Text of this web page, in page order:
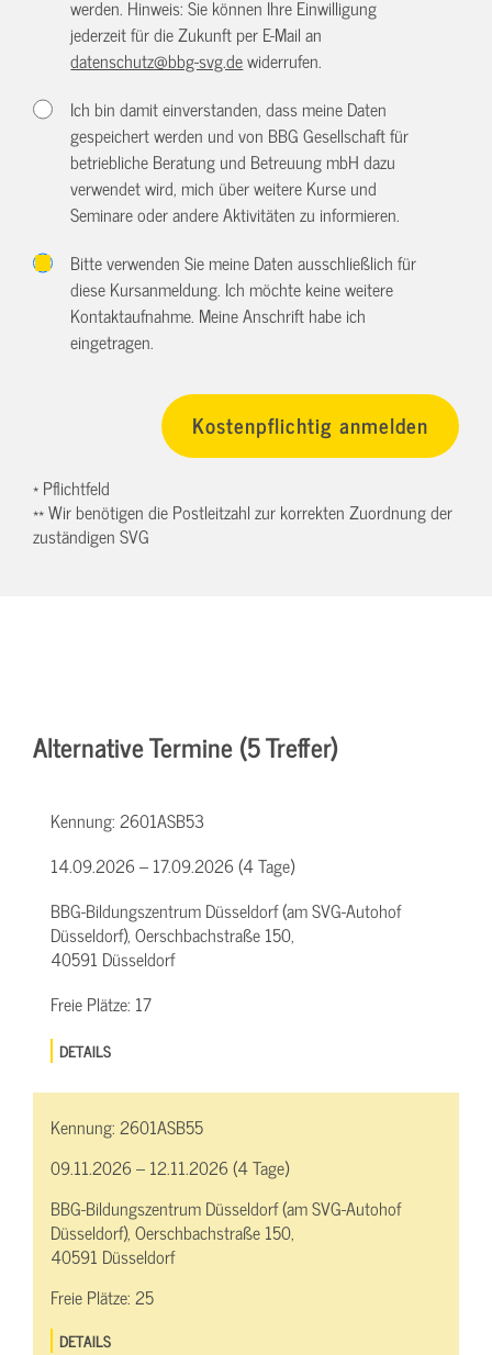
werden. Hinweis: Sie können Ihre Einwilligung
jederzeit für die Zukunft per E-Mail an
datenschutz@bbg-svg.dewiderrufen.
Ich bin damit einverstanden, dass meine Daten
gespeichert werden und von BBG Gesellschaft für
betriebliche Beratung und Betreuung mbH dazu
verwendet wird, mich über weitere Kurse und
Seminare oder andere Aktivitäten zu informieren.
Bitte verwenden Sie meine Daten ausschließlich für
diese Kursanmeldung. Ich möchte keine weitere
Kontaktaufnahme. Meine Anschrift habe ich
eingetragen.
* Pflichtfeld
** Wir benötigen die Postleitzahl zur korrekten Zuordnung der
zuständigen SVG
Alternative Termine (5 Treffer)
Kennung:2601ASB53
14.09.2026 – 17.09.2026 (4 Tage)
BBG-Bildungszentrum Düsseldorf (am SVG-Autohof
Düsseldorf), Oerschbachstraße 150,
40591 Düsseldorf
Freie Plätze: 17
DETAILS
Kennung:2601ASB55
09.11.2026 – 12.11.2026 (4 Tage)
BBG-Bildungszentrum Düsseldorf (am SVG-Autohof
Düsseldorf), Oerschbachstraße 150,
40591 Düsseldorf
Freie Plätze:25
DETAILS